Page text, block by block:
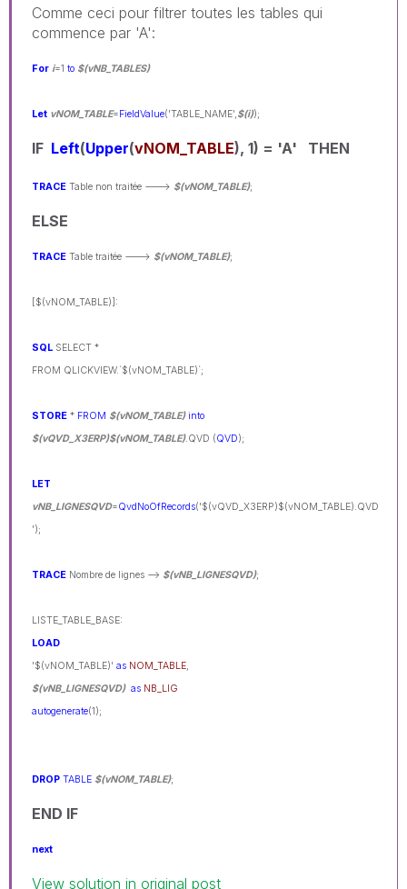
Comme ceci pour filtrer toutes les tables qui
commence par 'A':
For i=1 to $(vNB_TABLES)
Let vNOM_TABLE=FieldValue('TABLE_NAME', $(i));
IF Left(Upper(vNOM_TABLE), 1) = 'A' THEN
TRACE Table non traitée ---> $(vNOM_TABLE);
ELSE
TRACE Table traitée ---> $(vNOM_TABLE);
[$(vNOM_TABLE)]:
SQL SELECT *
FROM QLICKVIEW.`$(vNOM_TABLE)`;
STORE * FROM $(vNOM_TABLE) into
$(vQVD_X3ERP)$(vNOM_TABLE).QVD (QVD);
LET
vNB_LIGNESQVD=QvdNoOfRecords('$(vQVD_X3ERP)$(vNOM_TABLE).QVD
');
TRACE Nombre de lignes --> $(vNB_LIGNESQVD);
LISTE_TABLE_BASE:
LOAD
'$(vNOM_TABLE)' as NOM_TABLE
$(vNB_LIGNESQVD) as NB_LIG
autogenerate(1);
DROP TABLE $(vNOM_TABLE);
END IF
next
View solution in original post